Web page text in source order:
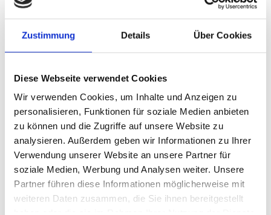
Zustimmung Details Über Cookies
Diese Webseite verwendet Cookies
Wir verwenden Cookies, um Inhalte und Anzeigen zu
personalisieren, Funktionen für soziale Medien anbieten
zu können und die Zugriffe auf unsere Website zu
analysieren. Außerdem geben wir Informationen zu Ihrer
Verwendung unserer Website an unsere Partner für
soziale Medien, Werbung und Analysen weiter. Unsere
Partner führen diese Informationen möglicherweise mit
weiteren Daten zusammen, die Sie ihnen bereitgestellt
Produktdetails